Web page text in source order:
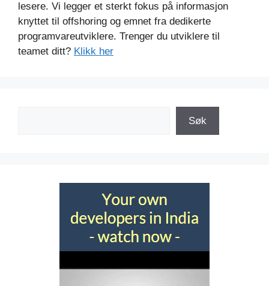
lesere. Vi legger et sterkt fokus på informasjon
knyttet til offshoring og emnet fra dedikerte
programvareutviklere. Trenger du utviklere til
teamet ditt? Klikk her
Søk